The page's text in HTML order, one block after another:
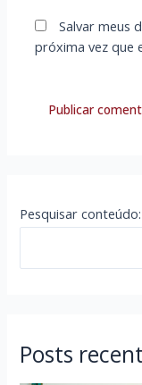
Salvar meus
próxima vez que
Pesquisar conteúdo:
Posts